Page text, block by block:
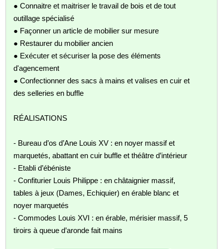
● Connaitre et maitriser le travail de bois et de tout
outillage spécialisé
● Façonner un article de mobilier sur mesure
● Restaurer du mobilier ancien
● Exécuter et sécuriser la pose des éléments
d'agencement
● Confectionner des sacs à mains et valises en cuir et
des selleries en buffle
RÉALISATIONS
- Bureau d’os d’Ane Louis XV : en noyer massif et
marquetés, abattant en cuir buffle et théâtre d’intérieur
- Etabli d’ébéniste
- Confiturier Louis Philippe : en châtaignier massif,
tables à jeux (Dames, Echiquier) en érable blanc et
noyer marquetés
- Commodes Louis XVI : en érable, mérisier massif, 5
tiroirs à queue d’aronde fait mains